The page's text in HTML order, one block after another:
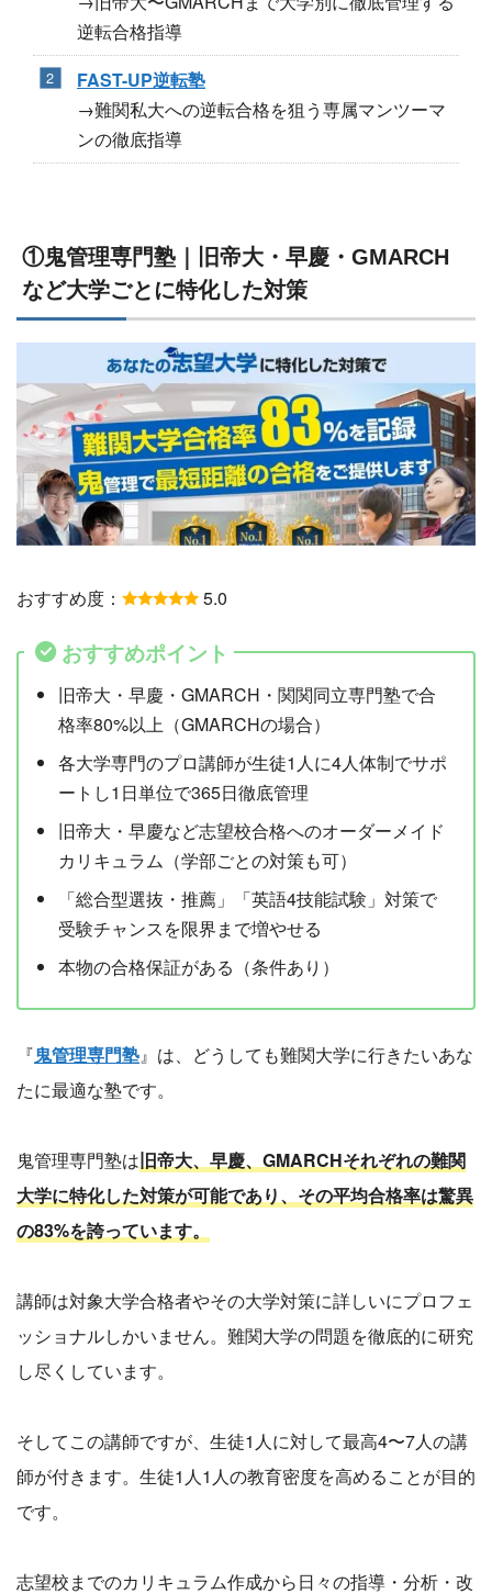
逆転合格指導
FAST-UP逆転塾
→難関私大への逆転合格を狙う専属マンツーマ
ンの徹底指導
①鬼管理専門塾｜旧帝大・早慶・GMARCH
など大学ごとに特化した対策
おすすめ度： 5.0
おすすめポイント
旧帝大・早慶・GMARCH・関関同立専門塾で合
格率80%以上（GMARCHの場合）
各大学専門のプロ講師が生徒1人に4人体制でサポ
ートし1日単位で365日徹底管理
旧帝大・早慶など志望校合格へのオーダーメイド
カリキュラム（学部ごとの対策も可）
「総合型選抜・推薦」「英語4技能試験」対策で
受験チャンスを限界まで増やせる
本物の合格保証がある（条件あり）
『鬼管理専門塾』は、どうしても難関大学に行きたいあな
たに最適な塾です。
鬼管理専門塾は旧帝大、早慶、GMARCHそれぞれの難関
大学に特化した対策が可能であり、その平均合格率は驚異
の83%を誇っています。
講師は対象大学合格者やその大学対策に詳しいにプロフェ
ッショナルしかいません。難関大学の問題を徹底的に研究
し尽くしています。
そしてこの講師ですが、生徒1人に対して最高4〜7人の講
師が付きます。生徒1人1人の教育密度を高めることが目的
です。
志望校までのカリキュラム作成から日々の指導・分析・改